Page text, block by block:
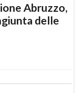
Abruzzo,
delle